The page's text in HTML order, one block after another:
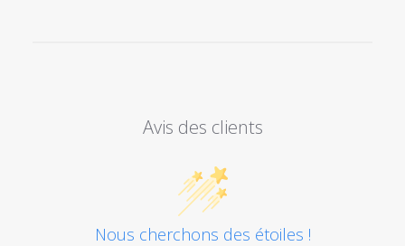
Avis des clients
Nous cherchons des étoiles !